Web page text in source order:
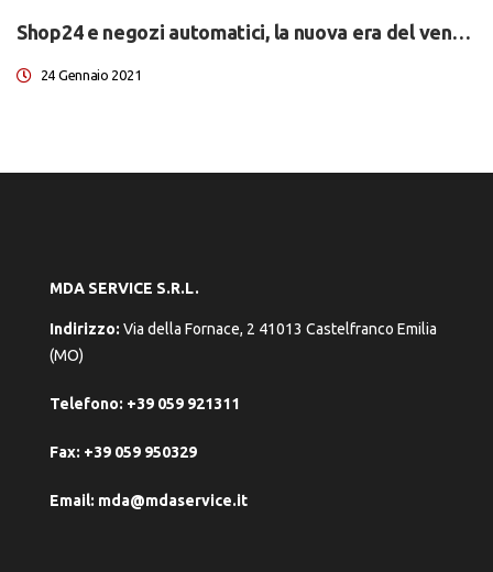
Shop24 e negozi automatici, la nuova era del vending!
24 Gennaio 2021
MDA SERVICE S.R.L.
Indirizzo: Via della Fornace, 2 41013 Castelfranco Emilia
(MO)
Telefono: +39 059 921311
Fax: +39 059 950329
Email: mda@mdaservice.it